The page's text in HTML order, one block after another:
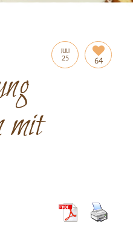
JULI
25 64
mit